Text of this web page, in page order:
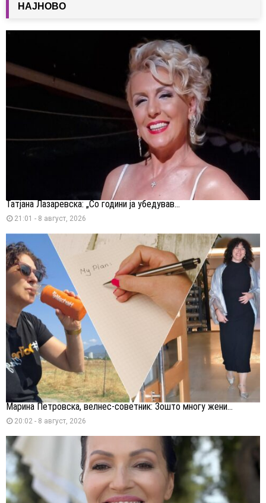
НАЈНОВО
Татјана Лазаревска: „Со години ја убедував...
21:01 - 8 август, 2026
Марина Петровска, велнес-советник: Зошто многу жени...
20:02 - 8 август, 2026